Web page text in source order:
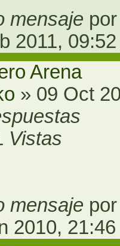
mensaje
2011, 09:52
Arena
» 09 Oct
Vistas
mensaje
2010, 21:46